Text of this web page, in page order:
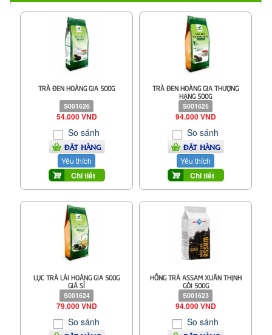
TRÀ ĐEN HOÀNG GIA 500G
S001626
54.000 VND
So sánh
ĐẶT HÀNG
Yêu thích
Chi tiết
TRÀ ĐEN HOÀNG GIA THƯỢNG
HẠNG 500G
S001625
94.000 VND
So sánh
ĐẶT HÀNG
Yêu thích
Chi tiết
LỤC TRÀ LÀI HOÀNG GIA 500G
GIÁ SỈ
S001624
79.000 VND
So sánh
HỒNG TRÀ ASSAM XUÂN THỊNH
GÓI 500G
S001623
94.000 VND
So sánh